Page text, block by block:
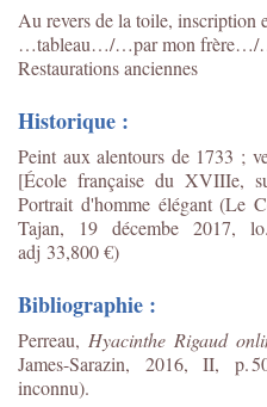
Au revers de la toile, inscription
…tableau…/…par mon
Restaurations anciennes
Historique :
Peint aux alentours de 1733 ;
[École française du XVIIIe,
Portrait d'homme élégant (Le
Tajan, 19 décembe 2017,
adj 33,800 €)
Bibliographie :
Perreau, Hyacinthe Rigaud
James-Sarazin, 2016, II, p.
inconnu).